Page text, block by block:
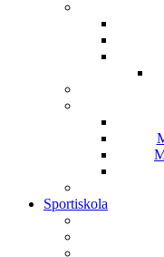
Sportiskola